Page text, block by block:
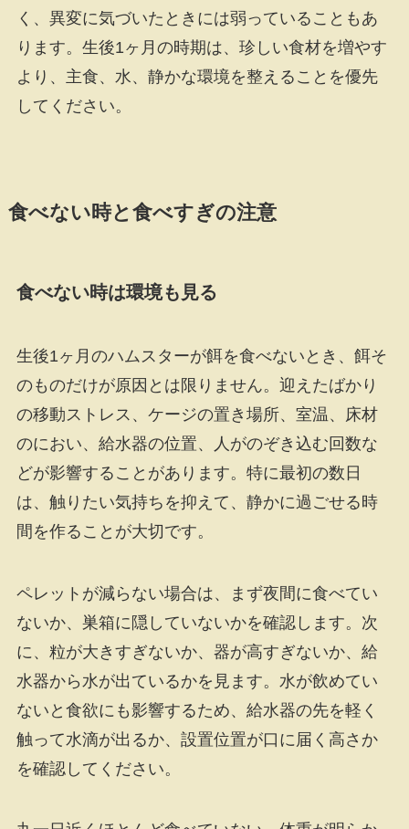
く、異変に気づいたときには弱っていることもあ
ります。生後1ヶ月の時期は、珍しい食材を増やす
より、主食、水、静かな環境を整えることを優先
してください。
食べない時と食べすぎの注意
食べない時は環境も見る
生後1ヶ月のハムスターが餌を食べないとき、餌そ
のものだけが原因とは限りません。迎えたばかり
の移動ストレス、ケージの置き場所、室温、床材
のにおい、給水器の位置、人がのぞき込む回数な
どが影響することがあります。特に最初の数日
は、触りたい気持ちを抑えて、静かに過ごせる時
間を作ることが大切です。
ペレットが減らない場合は、まず夜間に食べてい
ないか、巣箱に隠していないかを確認します。次
に、粒が大きすぎないか、器が高すぎないか、給
水器から水が出ているかを見ます。水が飲めてい
ないと食欲にも影響するため、給水器の先を軽く
触って水滴が出るか、設置位置が口に届く高さか
を確認してください。